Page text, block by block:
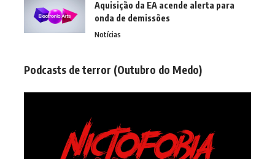
Aquisição da EA acende alerta para
onda de demissões
Notícias
Podcasts de terror (Outubro do Medo)